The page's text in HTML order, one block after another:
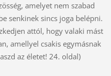
amelyet nem szabad
senkinek sincs joga belépni.
attól, hogy valaki mást
amellyel csakis egymásnak
az életet! 24. oldal)